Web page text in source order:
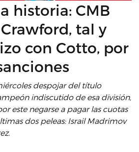
historia: CMB
tal y
con Cotto, por
despojar del título
indiscutido de esa división,
este negarse a pagar las cuotas
dos peleas: Israil Madrimov